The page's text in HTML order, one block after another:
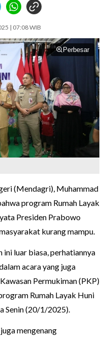
| 07:08 WIB
Perbesar
(Mendagri), Muhammad
program Rumah Layak
Presiden Prabowo
kurang mampu.
ini luar biasa, perhatiannya
acara yang juga
Permukiman (PKP)
Rumah Layak Huni
Senin (20/1/2025).
mengenang